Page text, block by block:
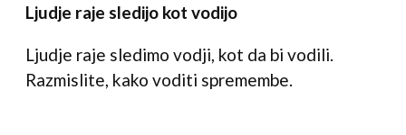
Ljudje raje sledijo kot vodijo
Ljudje raje sledimo vodji, kot da bi vodili.
Razmislite, kako voditi spremembe.